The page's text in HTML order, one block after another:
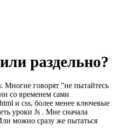
раздельно?
Многие говорят "не пытайтесь
со временем сами
и css, более менее ключевые
уроки Js . Мне сначала
можно сразу же пытаться